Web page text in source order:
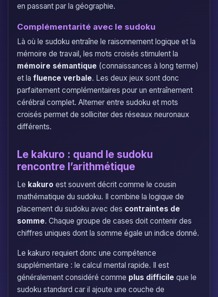
en passant par la géographie.
Complémentarité avec le sudoku
Là où le sudoku entraîne le raisonnement logique et la
mémoire de travail, les mots croisés stimulent la
mémoire sémantique (connaissances à long terme)
et la fluence verbale. Les deux jeux sont donc
parfaitement complémentaires pour un entraînement
cérébral complet. Alterner entre sudoku et mots
croisés permet de solliciter des réseaux neuronaux
différents.
Le kakuro : quand le sudoku
rencontre l’arithmétique
Le kakuro est souvent décrit comme le cousin
mathématique du sudoku. Il combine la logique de
placement du sudoku avec des contraintes de
somme. Chaque groupe de cases doit contenir des
chiffres uniques dont la somme égale un indice donné.
Le kakuro requiert donc une compétence
supplémentaire : le calcul mental rapide. Il est
généralement considéré comme plus difficile que le
sudoku standard car il ajoute une couche de